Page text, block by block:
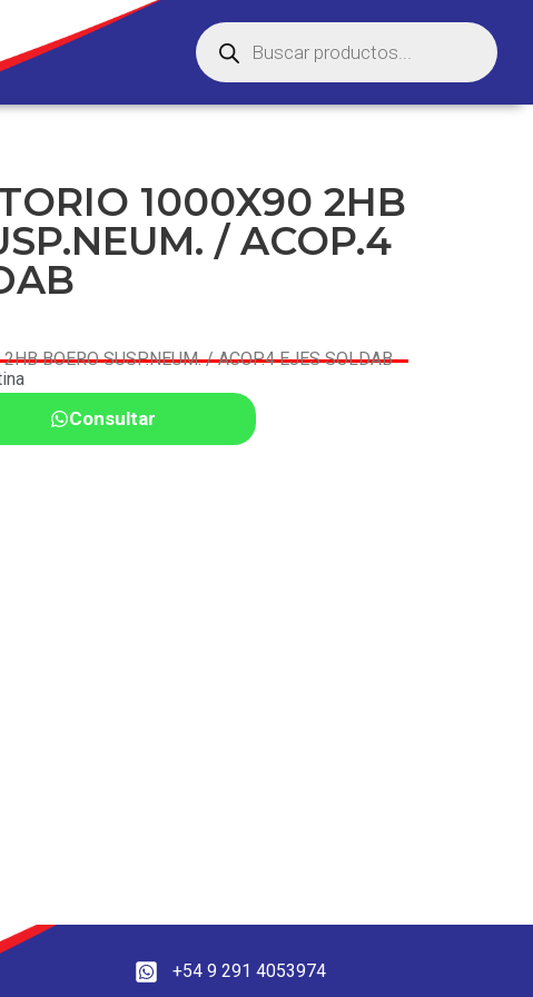
1000X90 2HB
/ ACOP.4
BOERO SUSP.NEUM. / ACOP.4 EJES SOLDAB
Consultar
+54 9 291 4053974